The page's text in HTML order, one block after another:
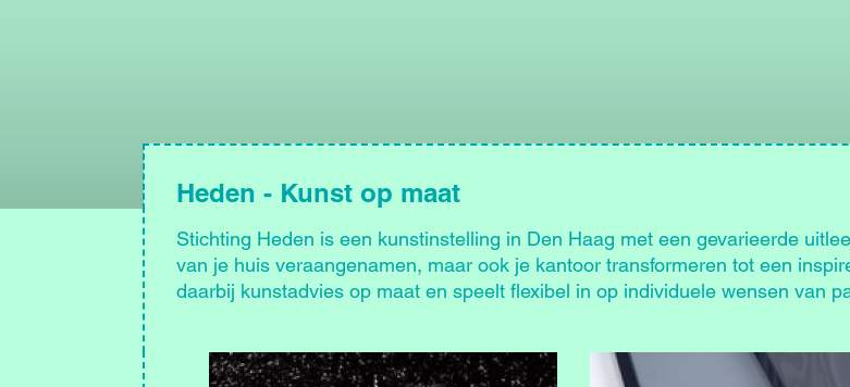
Heden - Kunst op maat
Stichting Heden is een kunstinstelling in Den Haag met een gevarieerde
van je huis veraangenamen, maar ook je kantoor transformeren tot een
daarbij kunstadvies op maat en speelt flexibel in op individuele wensen van
Afbeelding Afbeelding